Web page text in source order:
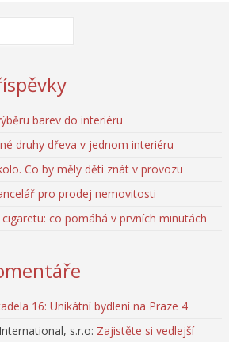
barev do interiéru
druhy dřeva v jednom interiéru
Co by měly děti znát v provozu
pro prodej nemovitosti
co pomáhá v prvních minutách
16: Unikátní bydlení na Praze 4
s.r.o: Zajistěte si vedlejší